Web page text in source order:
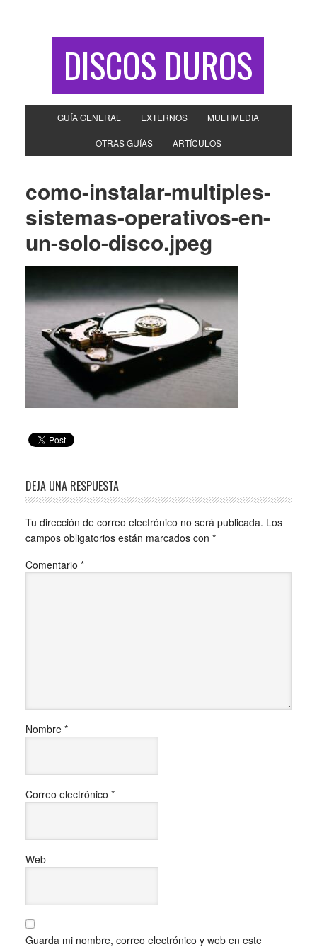
DISCOS DUROS
GUÍA GENERAL EXTERNOS MULTIMEDIA
OTRAS GUÍAS ARTÍCULOS
como-instalar-multiples-
sistemas-operativos-en-
un-solo-disco.jpeg
DEJA UNA RESPUESTA
Tu dirección de correo electrónico no será publicada. Los
campos obligatorios están marcados con *
Comentario *
Nombre *
Correo electrónico *
Web
Guarda mi nombre, correo electrónico y web en este